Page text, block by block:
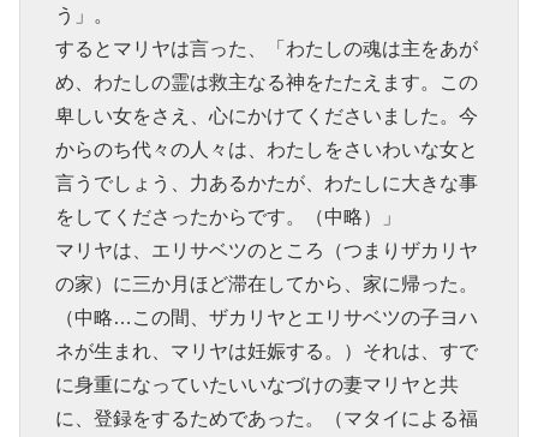
う」。
するとマリヤは言った、「わたしの魂は主をあが
め、わたしの霊は救主なる神をたたえます。この
卑しい女をさえ、心にかけてくださいました。今
からのち代々の人々は、わたしをさいわいな女と
言うでしょう、力あるかたが、わたしに大きな事
をしてくださったからです。（中略）」
マリヤは、エリサベツのところ（つまりザカリヤ
の家）に三か月ほど滞在してから、家に帰った。
（中略…この間、ザカリヤとエリサベツの子ヨハ
ネが生まれ、マリヤは妊娠する。）それは、すで
に身重になっていたいいなづけの妻マリヤと共
に、登録をするためであった。（マタイによる福